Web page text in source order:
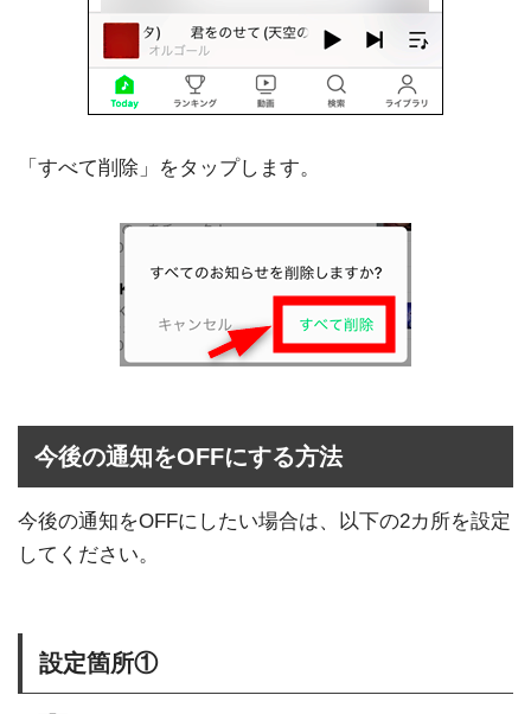
「すべて削除」をタップします。
今後の通知をOFFにする方法
今後の通知をOFFにしたい場合は、以下の2カ所を設定
してください。
設定箇所①